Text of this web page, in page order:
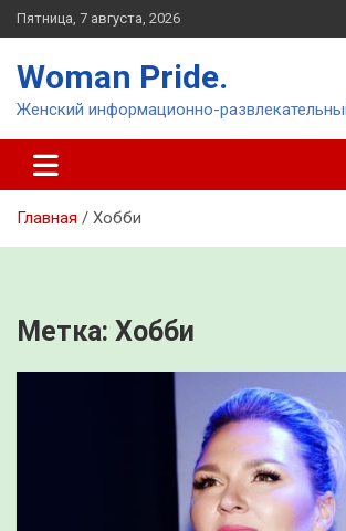
Перейти
к
Пятница, 7 августа, 2026
Woman Pride.
Женский информационно-
Главная Хобби
Метка: Хобби